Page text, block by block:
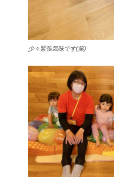
少々緊張気味です(笑)